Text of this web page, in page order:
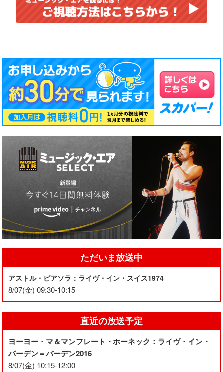
ただいま放送中
アストル・ピアソラ：ライヴ・イン・スイス1974
8/07(金) 09:30-10:15
直近の放送予定
ヨーヨー・マ＆マンフレート・ホーネック：ライヴ・イン・
バーデン＝バーデン2016
8/07(金) 10:15-12:00